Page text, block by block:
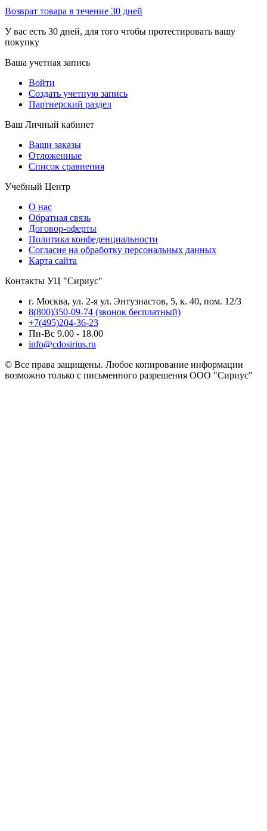
Возврат товара в течение 30 дней
У вас есть 30 дней, для того чтобы протестировать вашу
покупку
Ваша учетная запись
Войти
Создать учетную запись
Партнерский раздел
Ваш Личный кабинет
Ваши заказы
Отложенные
Список сравнения
Учебный Центр
О нас
Обратная связь
Договор-оферты
Политика конфеденциальности
Согласие на обработку персональных данных
Карта сайта
Контакты УЦ "Сириус"
г. Москва, ул. 2-я ул. Энтузиастов, 5, к. 40, пом. 12/3
8(800)350-09-74 (звонок бесплатный)
+7(495)204-36-23
Пн-Вс 9.00 - 18.00
info@cdosirius.ru
© Все права защищены. Любое копирование информации
возможно только с письменного разрешения ООО "Сириус"